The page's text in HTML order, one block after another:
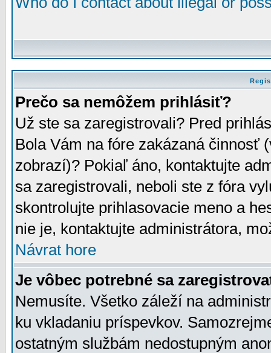
Prečo sa nemôžem prihlásiť?
Už ste sa zaregistrovali? Pred
Bola Vám na fóre zakázaná činnosť
zobrazí)? Pokiaľ áno, kontaktujte
sa zaregistrovali, neboli ste z fóra
skontrolujte prihlasovacie meno a
nie je, kontaktujte administrátora,
Návrat hore
Je vôbec potrebné sa
Nemusíte. Všetko záleží na
ku vkladaniu príspevkov.
ostatným službám nedostupným